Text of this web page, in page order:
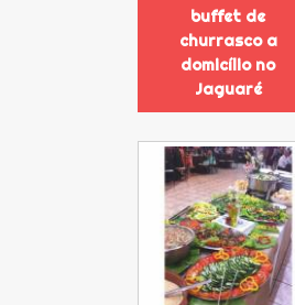
buffet de
churrasco a
domicílio no
Jaguaré